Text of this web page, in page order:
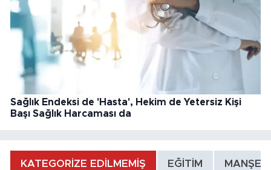
Sağlık Endeksi de 'Hasta', Hekim de Yetersiz Kişi
Başı Sağlık Harcaması da
KATEGORİZE EDİLMEMİŞ EĞİTİM MANŞET